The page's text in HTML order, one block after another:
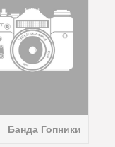
Банда Гопники